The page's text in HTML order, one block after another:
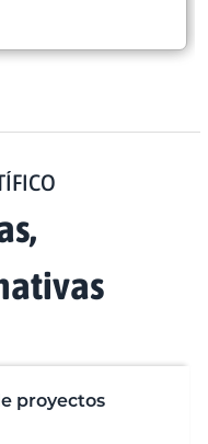
proyectos